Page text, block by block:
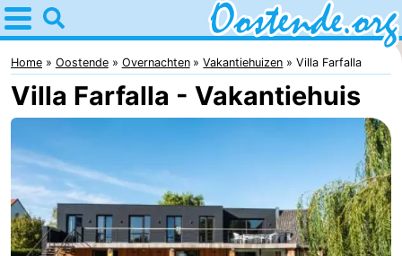
Home
Oostende
Tips
Voor
kinderen
Overnachten
Appartementen
Home Oostende Overnachten Vakantiehuizen Villa Farfalla
Villa Farfalla - Vakantiehuis